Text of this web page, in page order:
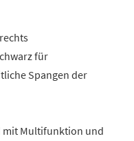
für
Spangen der
mit Multifunktion und